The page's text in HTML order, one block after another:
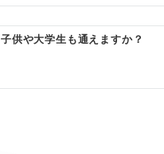
子供や大学生も通えますか？